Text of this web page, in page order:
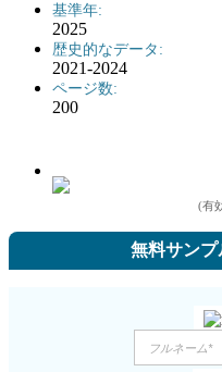
基準年:
2025
歴史的なデータ:
2021-2024
ページ数:
200
(有
無料サン